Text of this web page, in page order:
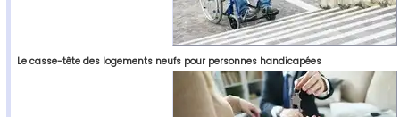
Le casse-tête des logements neufs pour personnes handicapées